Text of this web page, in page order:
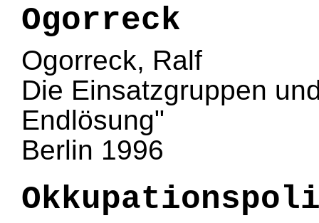
Ogorreck
Ogorreck, Ralf
Die Einsatzgruppen
Endlösung"
Berlin 1996